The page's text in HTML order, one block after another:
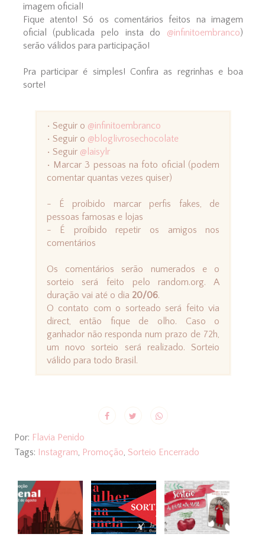
imagem oficial!
Fique atento! Só os comentários feitos na imagem
oficial (publicada pelo insta do @infinitoembranco)
serão válidos para participação!
Pra participar é simples! Confira as regrinhas e boa
sorte!
• Seguir o @infinitoembranco
• Seguir o @bloglivrosechocolate
• Seguir @laisylr
• Marcar 3 pessoas na foto oficial (podem
comentar quantas vezes quiser)
- É proibido marcar perfis fakes, de
pessoas famosas e lojas
- É proibido repetir os amigos nos
comentários
Os comentários serão numerados e o
sorteio será feito pelo random.org. A
duração vai até o dia 20/06.
O contato com o sorteado será feito via
direct, então fique de olho. Caso o
ganhador não responda num prazo de 72h,
um novo sorteio será realizado. Sorteio
válido para todo Brasil.
Por: Flavia Penido
Tags: Instagram, Promoção, Sorteio Encerrado